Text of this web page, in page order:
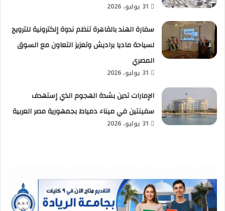
31 يوليو، 2026
سفارة الهند بالقاهرة تنظم ندوة إلكترونية للترويج
لسياحة ماديا براديش وتعزيز التعاون مع السوق
المصري
31 يوليو، 2026
الإمارات تدين بشدة الهجوم الذي إستهدف
سفينتين في ميناء دمياط بجمهورية مصر العربية
31 يوليو، 2026